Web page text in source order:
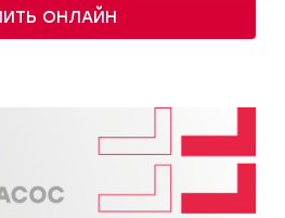
ОНЛАЙН